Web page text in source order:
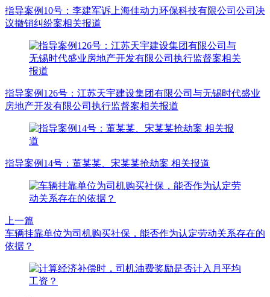
指导案例10号：李建军诉上海佳动力环保科技有限公司公司决
议撤销纠纷案相关报道
指导案例126号：江苏天宇建设集团有限公司与无锡时代盛业
房地产开发有限公司执行监督案相关报道
指导案例14号：董某某、宋某某抢劫案 相关报道
上一篇
车辆挂靠单位为司机购买社保，能否作为认定劳动关系存在的
依据？